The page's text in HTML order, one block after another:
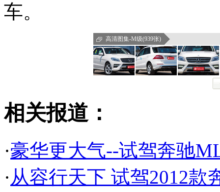
车。
高清图集-M级(939张)
相关报道：
·豪华更大气--试驾奔驰
· 从容行天下 试驾2012款